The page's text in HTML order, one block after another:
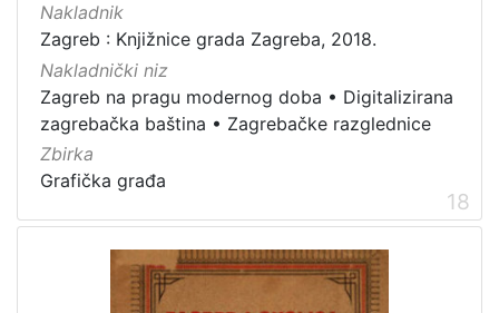
Nakladnik
Zagreb : Knjižnice grada Zagreba, 2018.
Nakladnički niz
Zagreb na pragu modernog doba • Digitalizirana
zagrebačka baština • Zagrebačke razglednice
Zbirka
Grafička građa
18